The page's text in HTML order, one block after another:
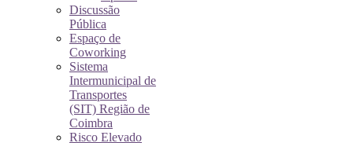
Discussão
Pública
Espaço de
Coworking
Sistema
Intermunicipal de
Transportes
(SIT) Região de
Coimbra
Risco Elevado